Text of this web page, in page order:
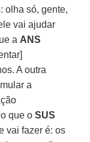
olha só, gente,
vai ajudar
a ANS
A outra
a
que oSUS
vai fazer é: os